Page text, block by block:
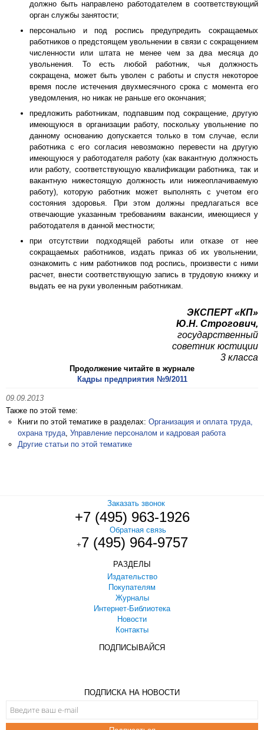
должно быть направлено работодателем в соответствующий
орган службы занятости;
персонально и под роспись предупредить сокращаемых
работников о предстоящем увольнении в связи с сокращением
численности или штата не менее чем за два месяца до
увольнения. То есть любой работник, чья должность
сокращена, может быть уволен с работы и спустя некоторое
время после истечения двухмесячного срока с момента его
уведомления, но никак не раньше его окончания;
предложить работникам, подпавшим под сокращение, другую
имеющуюся в организации работу, поскольку увольнение по
данному основанию допускается только в том случае, если
работника с его согласия невозможно перевести на другую
имеющуюся у работодателя работу (как вакантную должность
или работу, соответствующую квалификации работника, так и
вакантную нижестоящую должность или нижеоплачиваемую
работу), которую работник может выполнять с учетом его
состояния здоровья. При этом должны предлагаться все
отвечающие указанным требованиям вакансии, имеющиеся у
работодателя в данной местности;
при отсутствии подходящей работы или отказе от нее
сокращаемых работников, издать приказ об их увольнении,
ознакомить с ним работников под роспись, произвести с ними
расчет, внести соответствующую запись в трудовую книжку и
выдать ее на руки уволенным работникам.
ЭКСПЕРТ «КП»
Ю.Н. Строгович,
государственный
советник юстиции
3 класса
Продолжение читайте в журнале
Кадры предприятия №9/2011
09.09.2013
Также по этой теме:
Книги по этой тематике в разделах: Организация и оплата труда,
охрана труда Управление персоналом и кадровая работа
Другие статьи по этой тематике
Заказать звонок
+7 (495) 963-1926
Обратная связь
+7 (495) 964-9757
РАЗДЕЛЫ
Издательство
Покупателям
Журналы
Интернет-Библиотека
Новости
Контакты
ПОДПИСЫВАЙСЯ
ПОДПИСКА НА НОВОСТИ